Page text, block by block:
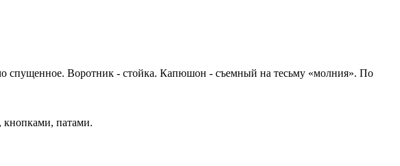
спущенное. Воротник - стойка. Капюшон - съемный на тесьму «молния». По
кнопками, патами.